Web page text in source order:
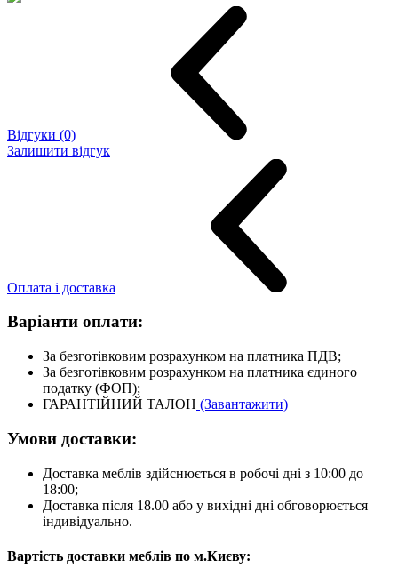
Відгуки (0)
Залишити відгук
Оплата і доставка
Варіанти оплати:
За безготівковим розрахунком на платника ПДВ;
За безготівковим розрахунком на платника єдиного
податку (ФОП);
ГАРАНТІЙНИЙ ТАЛОН (Завантажити)
Умови доставки:
Доставка меблів здійснюється в робочі дні з 10:00 до
18:00;
Доставка після 18.00 або у вихідні дні обговорюється
індивідуально.
Вартість доставки меблів по м.Києву: